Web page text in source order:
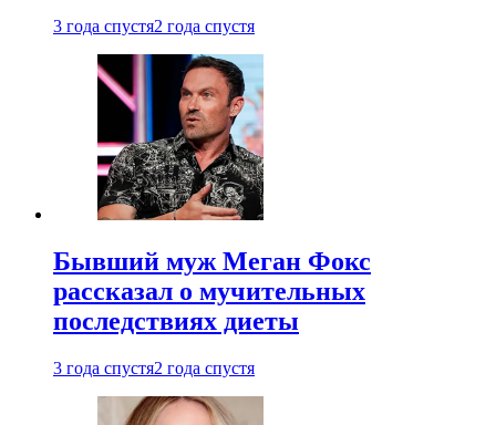
3 года спустя2 года спустя
Бывший муж Меган Фокс
рассказал о мучительных
последствиях диеты
3 года спустя2 года спустя